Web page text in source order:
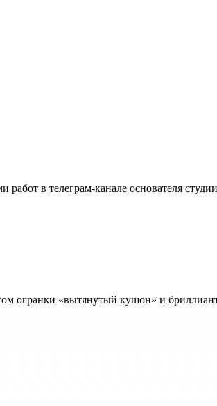
работ в телеграм-канале основателя
огранки «вытянутый кушон» и